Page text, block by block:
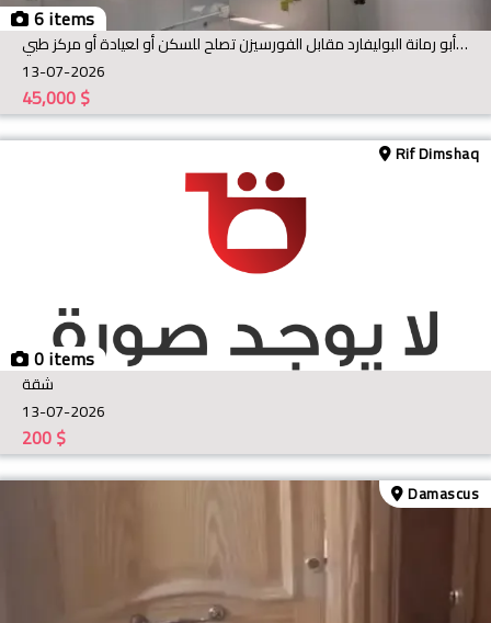
6 items
شقة فخمة جداً للإيجار في أبو رمانة البوليفارد مقابل الفورسيزن تصلح للسكن أو لعيادة أو مركز طبي
13-07-2026
$
45,000
0 items
Rif Dimshaq
شقة
13-07-2026
$
200
Damascus